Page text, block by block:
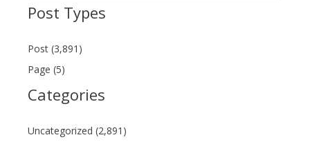
Post Types
Post (3,891)
Page (5)
Categories
Uncategorized (2,891)